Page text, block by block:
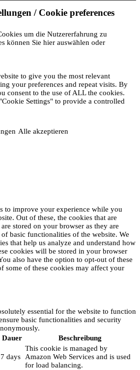
/ Cookie preferences
um die Nutzererfahrung zu
können Sie hier auswählen oder
to give you the most relevant
your preferences and repeat visits. By
consent to the use of ALL the cookies.
Settings" to provide a controlled
Alle akzeptieren
to improve your experience while you
Out of these, the cookies that are
stored on your browser as they are
basic functionalities of the website. We
that help us analyze and understand how
cookies will be stored in your browser
also have the option to opt-out of these
some of these cookies may affect your
essential for the website to function
basic functionalities and security
Dauer Beschreibung
7 days
This cookie is managed by
Amazon Web Services and is used
for load balancing.